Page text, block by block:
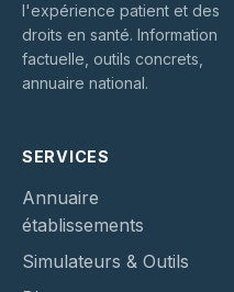
l'expérience patient et des
droits en santé. Information
factuelle, outils concrets,
annuaire national.
SERVICES
Annuaire
établissements
Simulateurs & Outils